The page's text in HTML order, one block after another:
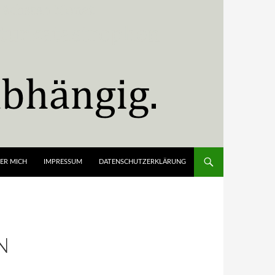
MICH IMPRESSUM DATENSCHUTZERKLÄRUNG